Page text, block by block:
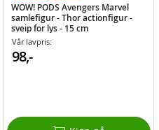
WOW! PODS Avengers Marvel
samlefigur - Thor actionfigur -
sveip for lys - 15 cm
Vår lavpris:
98,-